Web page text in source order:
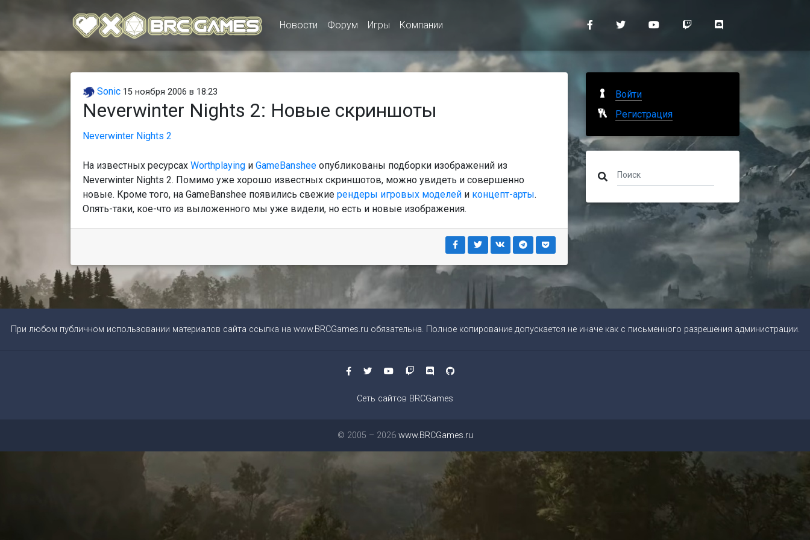
Новости Форум Игры Компании
Sonic 15 ноября 2006 в 18:23
Neverwinter Nights 2: Новые скриншоты
Neverwinter Nights 2
На известных ресурсах Worthplaying и GameBanshee опубликованы подборки изображений из
Neverwinter Nights 2. Помимо уже хорошо известных скриншотов, можно увидеть и совершенно
новые. Кроме того, на GameBanshee появились свежие рендеры игровых моделей и концепт-арты.
Опять-таки, кое-что из выложенного мы уже видели, но есть и новые изображения.
Войти
Регистрация
При любом публичном использовании материалов сайта ссылка на www.BRCGames.ru обязательна. Полное копирование допускается не иначе как с письменного разрешения администрации.
Сеть сайтов BRCGames
© 2005 – 2026 www.BRCGames.ru